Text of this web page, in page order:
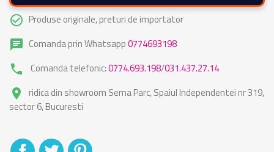
check_circle_outline Produse originale, preturi de importator
chat Comanda prin Whatsapp0774693198
phone Comanda telefonic:0774.693.198/031.437.27.14
place
ridica din showroom Sema Parc, Spaiul Independentei nr 319,
sector 6, Bucuresti
DistribuitiTweet